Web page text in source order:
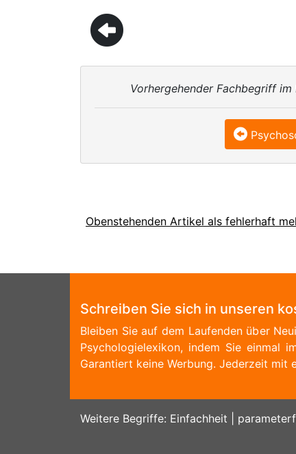
Vorhergehender Fachbegriff im
Obenstehenden Artikel als fehlerhaft
Schreiben Sie sich in unseren
Bleiben Sie auf dem Laufenden über
Psychologielexikon, indem Sie einmal
Garantiert keine Werbung. Jederzeit mit
Weitere Begriffe: Einfachheit